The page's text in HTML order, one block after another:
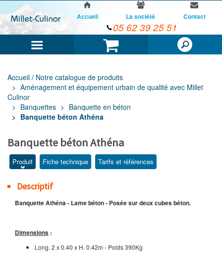
Panier
Accueil La société Contact
05 62 39 25 51
Accueil / Notre catalogue de produits
Aménagement et équipement urbain de qualité avec Millet
Culinor
Banquettes
Banquette en béton
Banquette béton Athéna
Banquette béton Athéna
Produit Fiche technique Tarifs et références
Descriptif
Banquette Athéna - Lame béton - Posée sur deux cubes béton.
Dimensions :
Long. 2 x 0.40 x H. 0.42m - Poids 390Kg